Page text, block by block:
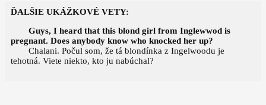
ĎALŠIE UKÁŽKOVÉ VETY:
Guys, I heard that this blond girl from Inglewwod is
pregnant. Does anybody know who knocked her up?
Chalani. Počul som, že tá blondínka z Ingelwoodu je
tehotná. Viete niekto, kto ju nabúchal?